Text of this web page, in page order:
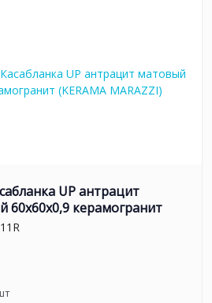
UP антрацит
60x60x0,9 керамогранит